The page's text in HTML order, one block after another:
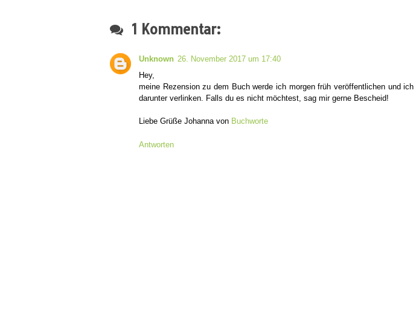
1 Kommentar:
Unknown 26. November 2017 um 17:40
Hey,
meine Rezension zu dem Buch werde ich morgen früh veröffentlichen und
darunter verlinken. Falls du es nicht möchtest, sag mir gerne Bescheid!
Liebe Grüße Johanna von Buchworte
Antworten